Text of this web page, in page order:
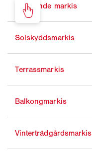
Fristående markis
Solskyddsmarkis
Terrassmarkis
Balkongmarkis
Vinterträdgårdsmarkis